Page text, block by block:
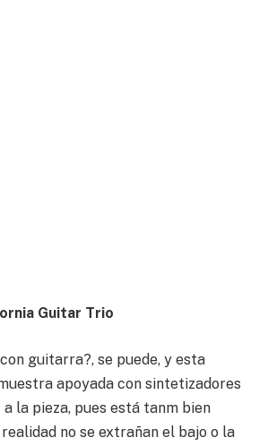
Guitar Trio
guitarra?, se puede, y esta
apoyada con sintetizadores
la pieza, pues está tanm bien
no se extrañan el bajo o la